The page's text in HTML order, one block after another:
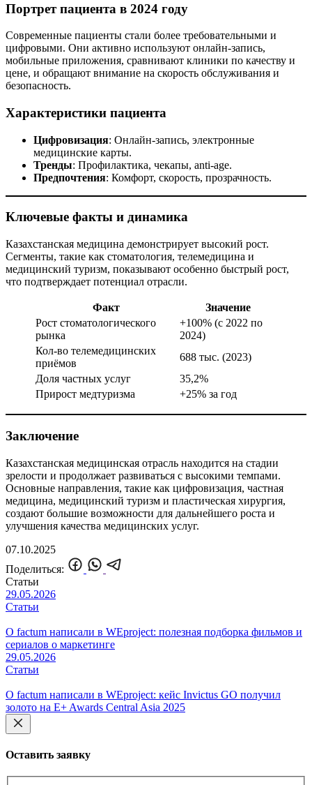
Портрет пациента в 2024 году
Современные пациенты стали более требовательными и
цифровыми. Они активно используют онлайн-запись,
мобильные приложения, сравнивают клиники по качеству и
цене, и обращают внимание на скорость обслуживания и
безопасность.
Характеристики пациента
Цифровизация: Онлайн-запись, электронные
медицинские карты.
Тренды: Профилактика, чекапы, anti-age.
Предпочтения: Комфорт, скорость, прозрачность.
Ключевые факты и динамика
Казахстанская медицина демонстрирует высокий рост.
Сегменты, такие как стоматология, телемедицина и
медицинский туризм, показывают особенно быстрый рост,
что подтверждает потенциал отрасли.
Факт
Значение
Рост стоматологического
рынка
+100% (с 2022 по
2024)
Кол-во телемедицинских
приёмов
688 тыс. (2023)
Доля частных услуг
35,2%
Прирост медтуризма
+25% за год
Заключение
Казахстанская медицинская отрасль находится на стадии
зрелости и продолжает развиваться с высокими темпами.
Основные направления, такие как цифровизация, частная
медицина, медицинский туризм и пластическая хирургия,
создают большие возможности для дальнейшего роста и
улучшения качества медицинских услуг.
07.10.2025
Поделиться:
Статьи
29.05.2026
Статьи
О factum написали в WEproject: полезная подборка фильмов и
сериалов о маркетинге
29.05.2026
Статьи
О factum написали в WEproject: кейс Invictus GO получил
золото на E+ Awards Central Asia 2025
Оставить заявку